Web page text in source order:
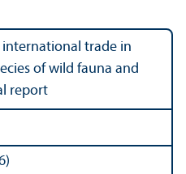
trade in
of wild fauna and
report